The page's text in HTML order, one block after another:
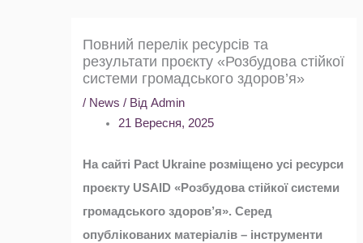
Повний перелік ресурсів та
результати проєкту «Розбудова стійкої
системи громадського здоров’я»
/ News / ВідAdmin
21 Вересня, 2025
На сайті Pact Ukraine розміщено усі ресурси
проєкту USAID «Розбудова стійкої системи
громадського здоров’я». Серед
опублікованих матеріалів – інструменти